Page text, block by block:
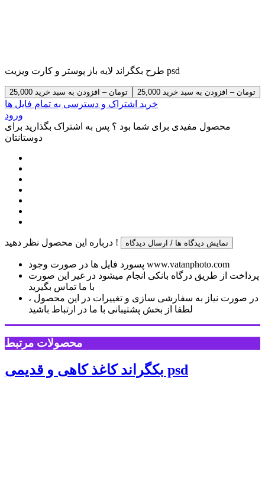
طرح بکگراند لایه باز پوستر و کارت ویزیت psd
25,000 تومان – افزودن به سبد خرید
خرید اشتراک و دسترسی به تمام فایل ها
ورود
محصول مفیدی برای شما بود ؟ پس به اشتراک بگذارید برای
دوستانتان
درباره این محصول نظر دهید ! نمایش دیدگاه ها / ارسال دیدگاه
پسورد فایل ها در صورت وجود www.vatanphoto.com
پرداخت از طریق درگاه بانکی انجام میشود در غیر این صورت
با ما تماس بگیرید
در صورت نیاز به سفارشی سازی و تغییرات در این محصول ،
لطفا از بخش پشتیبانی با ما در ارتباط باشید
محصولات مرتبط
بکگراند کاغذ کاهی و قدیمی psd